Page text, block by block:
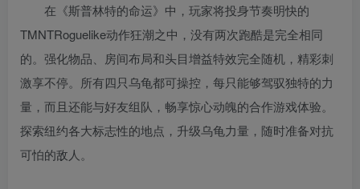
在《斯普林特的命运》中，玩家将投身节奏明快的
TMNTRoguelike动作狂潮之中，没有两次跑酷是完全相同
的。强化物品、房间布局和头目增益特效完全随机，精彩刺
激享不停。所有四只乌龟都可操控，每只能够驾驭独特的力
量，而且还能与好友组队，畅享惊心动魄的合作游戏体验。
探索纽约各大标志性的地点，升级乌龟力量，随时准备对抗
可怕的敌人。